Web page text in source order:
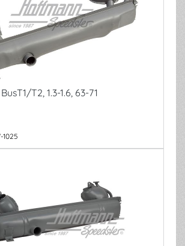
T2, 1.3-1.6, 63-71
1025